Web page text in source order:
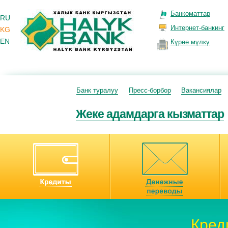
RU
KG
EN
Банкоматтар
Интернет-банкинг
Күрөө мүлкү
Банк туралуу Пресс-борбор Вакансиялар
Жеке адамдарга кызматтар